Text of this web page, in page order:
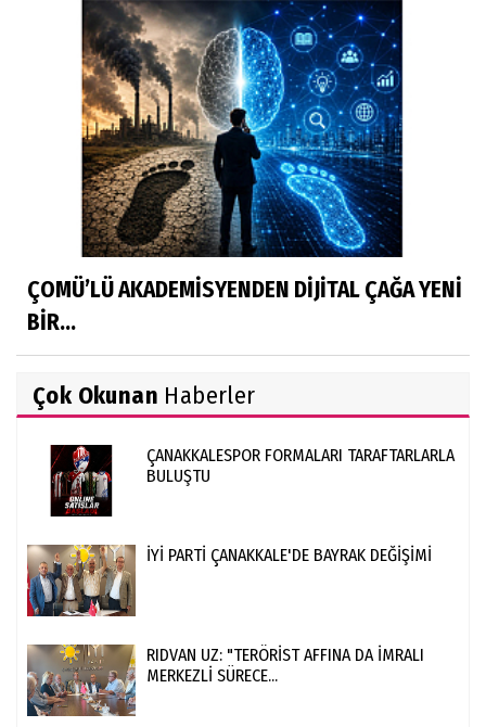
ÇOMÜ’LÜ AKADEMİSYENDEN DİJİTAL ÇAĞA YENİ
BİR...
Çok Okunan Haberler
ÇANAKKALESPOR FORMALARI TARAFTARLARLA
BULUŞTU
İYİ PARTİ ÇANAKKALE'DE BAYRAK DEĞİŞİMİ
RIDVAN UZ: "TERÖRİST AFFINA DA İMRALI
MERKEZLİ SÜRECE...